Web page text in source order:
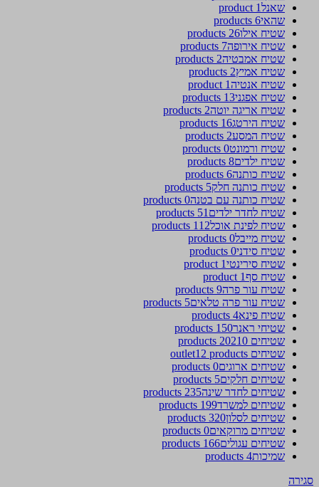
שאנל1 product
שהאי6 products
שטיח אילו26 products
שטיח אירופה7 products
שטיח אמבטיה2 products
שטיח אמיץ2 products
שטיח אנטיה1 product
שטיח אפגני13 products
שטיח אריגה יוטה2 products
שטיח הירטג16 products
שטיח המסע2 products
שטיח ורמונט0 products
שטיח ילדים8 products
שטיח כותנה6 products
שטיח כותנה חלק5 products
שטיח כותנה עם בטנה0 products
שטיח לחדר ילדים 51 products
שטיח לפינת אוכל112 products
שטיח מייבל0 products
שטיח סידני0 products
שטיח סירינטי1 product
שטיח סף1 product
שטיח עור פרה9 products
שטיח עור פרה טלאים5 products
שטיח פינא4 products
שטיחי ראנר150 products
שטיחים 2021 0 products
שטיחים outlet 12 products
שטיחים ארוגים0 products
שטיחים חלקים5 products
שטיחים לחדר שינה235 products
שטיחים למשרד199 products
שטיחים לסלון320 products
שטיחים מרוקאים0 products
שטיחים עגולים166 products
שמיכות4 products
סגירה